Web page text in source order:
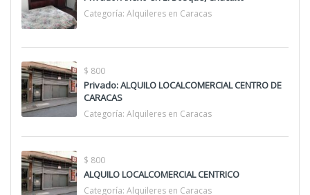
Categoría: Alquileres en Caracas
$ 800
Privado: ALQUILO LOCALCOMERCIAL CENTRO DE
CARACAS
Categoría: Alquileres en Caracas
$ 800
ALQUILO LOCALCOMERCIAL CENTRICO
Categoría: Alquileres en Caracas